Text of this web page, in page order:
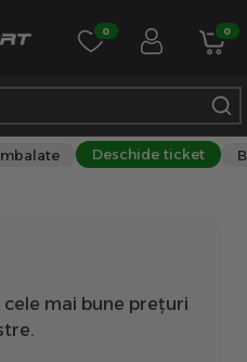
0 0
Deschide ticket
mai bune prețuri